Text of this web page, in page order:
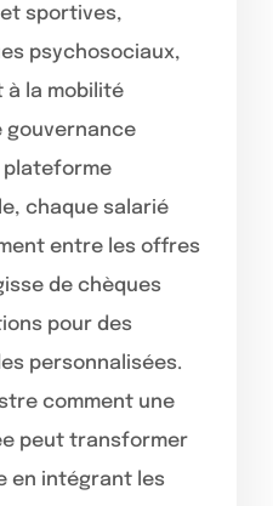
sportives,
psychosociaux,
à la mobilité
gouvernance
chaque salarié
entre les offres
de chèques
pour des
personnalisées.
comment une
peut transformer
en intégrant les